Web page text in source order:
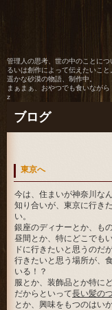
管理人の思考、世の中のことに
るいは創作によって伝えたいこと
遥かな砂漠の物語、制作中。
まぁまぁ、おやつでも食いながら
z
ブログ
東京へ
今は、住まいが神奈川な
知り合いが、東京に行き
い。
銀座のディナーとか、も
昼間とか、特にどこでも
ドに行きたいと思うのだが
行きたいと思う場所が、
いる！？
服とか、装飾品とか特に
だからといって長い髪の
とか、興味をもつのはい